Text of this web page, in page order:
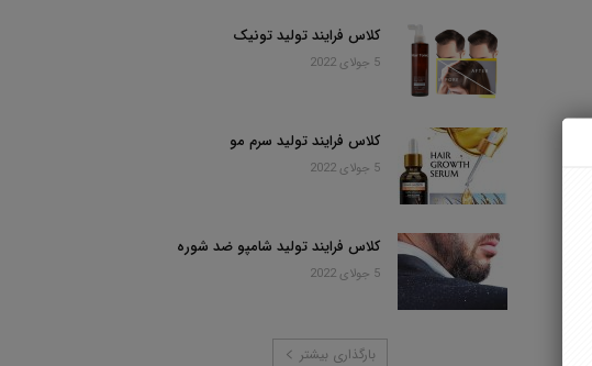
کلاس فرایند تولید تونیک
5 جولای 2022
کلاس فرایند تولید سرم مو
5 جولای 2022
کلاس فرایند تولید شامپو ضد شوره
5 جولای 2022
بارگذاری بیشتر